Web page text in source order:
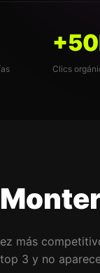
Clics
más
3 y no